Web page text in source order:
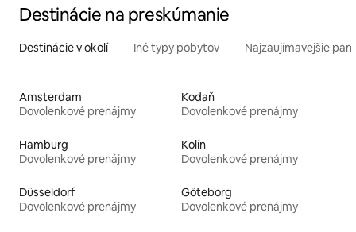
Destinácie na preskúmanie
Destinácie v okolí Iné typy pobytov Najzaujímavejšie
Amsterdam
Dovolenkové prenájmy
Kodaň
Dovolenkové prenájmy
Hamburg
Dovolenkové prenájmy
Kolín
Dovolenkové prenájmy
Düsseldorf
Dovolenkové prenájmy
Göteborg
Dovolenkové prenájmy